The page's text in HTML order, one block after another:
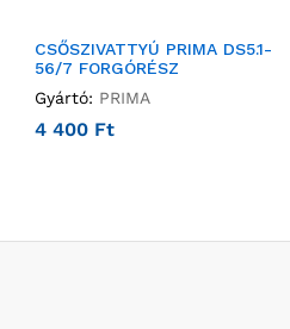
CSŐSZIVATTYÚ PRIMA DS5.1-
56/7 FORGÓRÉSZ
Gyártó: PRIMA
4 400 Ft